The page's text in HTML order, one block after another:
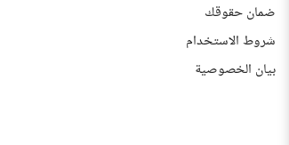
ضمان حقوقك
شروط الاستخدام
بيان الخصوصية